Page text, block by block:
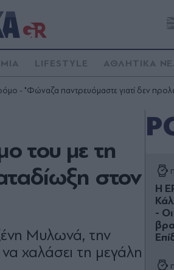
LIFESTYLE ΑΘΛΗΤΙΚΑ
- "Φώναζα παντρευόμαστε γιατί δεν
του με τη
στον
Μυλωνά, την
χαλάσει τη μεγάλη
Η
-